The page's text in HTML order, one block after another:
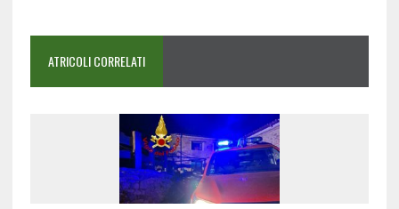
ATRICOLI CORRELATI